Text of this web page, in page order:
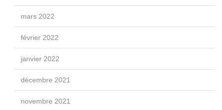
mars 2022
février 2022
janvier 2022
décembre 2021
novembre 2021